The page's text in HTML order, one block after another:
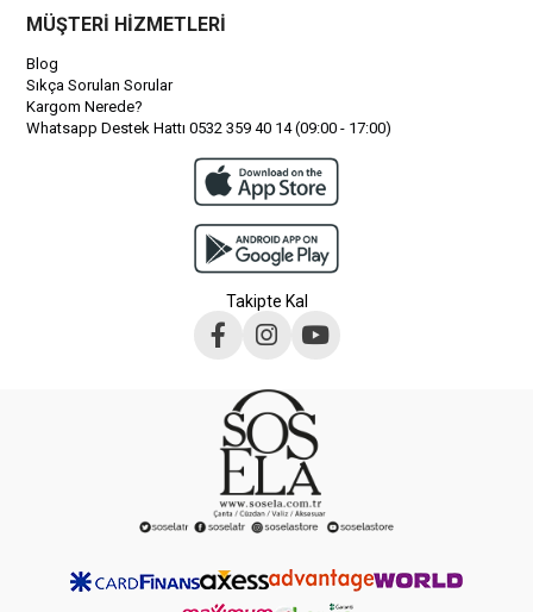
MÜŞTERİ HİZMETLERİ
Blog
Sıkça Sorulan Sorular
Kargom Nerede?
Whatsapp Destek Hattı 0532 359 40 14 (09:00 - 17:00)
Takipte Kal